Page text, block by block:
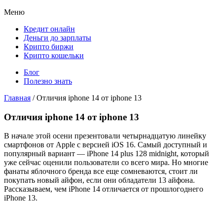
Меню
Кредит онлайн
Деньги до зарплаты
Крипто биржи
Крипто кошельки
Блог
Полезно знать
Главная / Отличия iphone 14 от iphone 13
Отличия iphone 14 от iphone 13
В начале этой осени презентовали четырнадцатую линейку
смартфонов от Apple с версией iOS 16. Самый доступный и
популярный вариант — iPhone 14 plus 128 midnight, который
уже сейчас оценили пользователи со всего мира. Но многие
фанаты яблочного бренда все еще сомневаются, стоит ли
покупать новый айфон, если они обладатели 13 айфона.
Рассказываем, чем iPhone 14 отличается от прошлогоднего
iPhone 13.